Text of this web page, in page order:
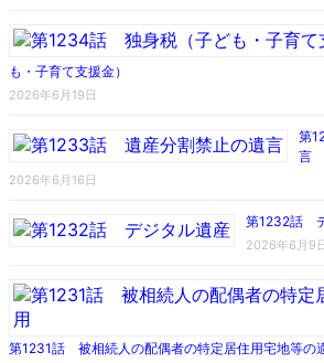
も・子育て支援金）
2026年6月19日
第
言
2026年6月16日
第1232話
2026年6月9
第1231話 被相続人の配偶者の特定居住用宅地等の